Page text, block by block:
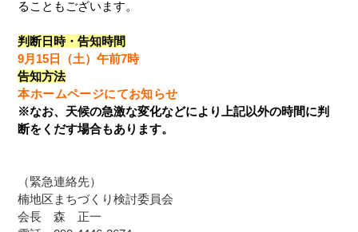
ることもございます。
判断日時・告知時間
9月15日（土）午前7時
告知方法
本ホームページにてお知らせ
※なお、天候の急激な変化などにより上記以外の時間に判
断をくだす場合もあります。
（緊急連絡先）
楠地区まちづくり検討委員会
会長 森 正一